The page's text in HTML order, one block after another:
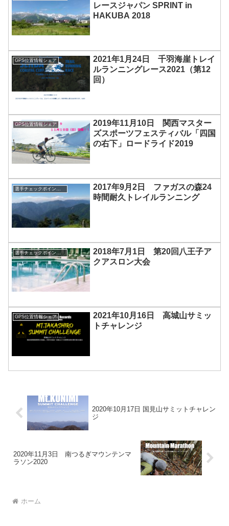
レースジャパン SPRINT in
HAKUBA 2018
GPS位置情報シェア
2021年1月24日 千羽海崖トレイ
ルランニングレース2021（第12
回）
GPS位置情報シェア
2019年11月10日 関西マスター
ズスポーツフェスティバル「四国
の右下」ロードライド2019
2017年9月2日 ファガスの森24
時間耐久トレイルランニング
2018年7月1日 第20回八王子ア
クアスロン大会
GPS位置情報シェア
2021年10月16日 高城山サミッ
トチャレンジ
2020年10月17日 国見山サミットチャレン
ジ
2020年11月3日 南つるぎマウンテンマ
ラソン2020
ホーム